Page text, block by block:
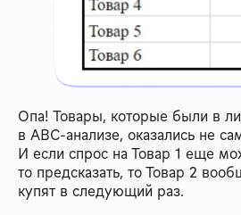
Опа! Товары, которые были в
в ABC-анализе, оказались не
И если спрос на Товар 1 еще
то предсказать, то Товар 2
купят в следующий раз.